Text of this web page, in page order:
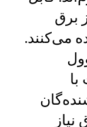
برق
می‌کنند.
نیاز